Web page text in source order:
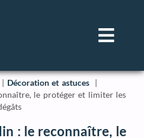
Décoration et astuces
le protéger et limiter les
: le reconnaître, le